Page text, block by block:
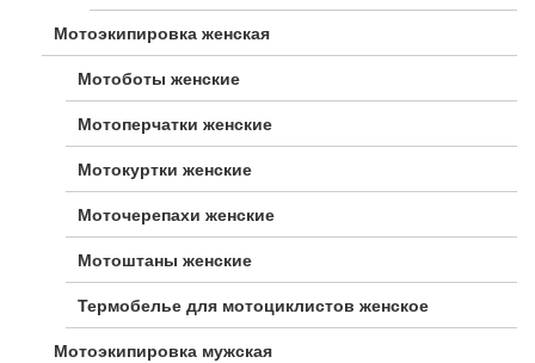
Мотоэкипировка женская
Мотоботы женские
Мотоперчатки женские
Мотокуртки женские
Моточерепахи женские
Мотоштаны женские
Термобелье для мотоциклистов женское
Мотоэкипировка мужская